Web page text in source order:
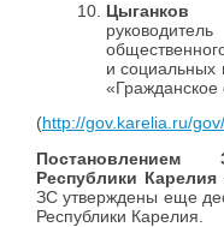
и социальных
«Гражданское
(http://gov.karelia.ru/
Постановлением
Республики Карелия
ЗС утверждены еще
Республики Карелия.